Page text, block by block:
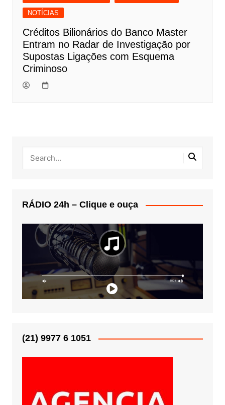
NOTÍCIAS
Créditos Bilionários do Banco Master
Entram no Radar de Investigação por
Supostas Ligações com Esquema
Criminoso
RÁDIO 24h – Clique e ouça
(21) 9977 6 1051